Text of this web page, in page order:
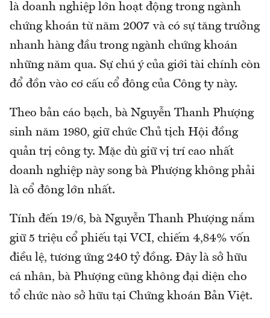
là doanh nghiệp lớn hoạt động trong ngành
chứng khoán từ năm 2007 và có sự tăng trưởng
nhanh hàng đầu trong ngành chứng khoán
những năm qua. Sự chú ý của giới tài chính còn
đổ đồn vào cơ cấu cổ đông của Công ty này.
Theo bản cáo bạch, bà Nguyễn Thanh Phượng
sinh năm 1980, giữ chức Chủ tịch Hội đồng
quản trị công ty. Mặc dù giữ vị trí cao nhất
doanh nghiệp này song bà Phượng không phải
là cổ đông lớn nhất.
Tính đến 19/6, bà Nguyễn Thanh Phượng nắm
giữ 5 triệu cổ phiếu tại VCI, chiếm 4,84% vốn
điều lệ, tương ứng 240 tỷ đồng. Đây là sở hữu
cá nhân, bà Phượng cũng không đại diện cho
tổ chức nào sở hữu tại Chứng khoán Bản Việt.